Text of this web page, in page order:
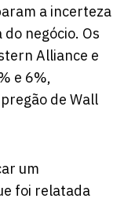
a incerteza
negócio. Os
Alliance e
e 6%,
de Wall
um
foi relatada